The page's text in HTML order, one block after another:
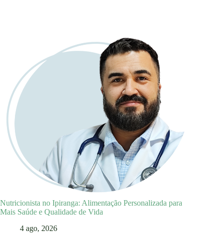
Nutricionista no Ipiranga: Alimentação Personalizada para
Mais Saúde e Qualidade de Vida
4 ago, 2026